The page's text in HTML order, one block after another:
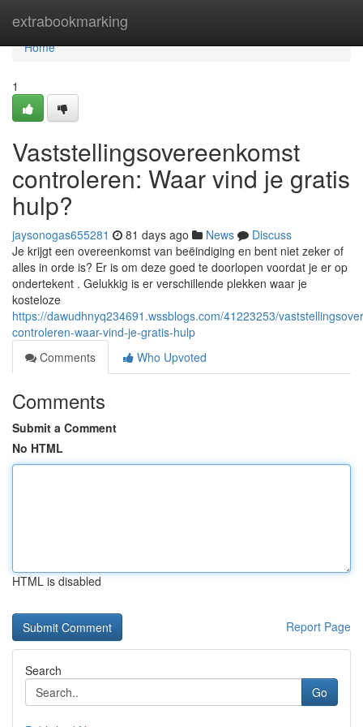
extrabookmarking
Home
Home
1
Vaststellingsovereenkomst
controleren: Waar vind je gratis
hulp?
jaysonogas655281 81 days ago News
Discuss
Je krijgt een overeenkomst van beëindiging en bent niet zeker of
alles in orde is? Er is om deze goed te doorlopen voordat je er op
ondertekent . Gelukkig is er verschillende plekken waar je
kosteloze
https://dawudhnyq234691.wssblogs.com/41223253/
controleren-waar-vind-je-gratis-hulp
Comments
Who Upvoted
Comments
Submit a Comment
No HTML
HTML is disabled
Report Page
Search
Go